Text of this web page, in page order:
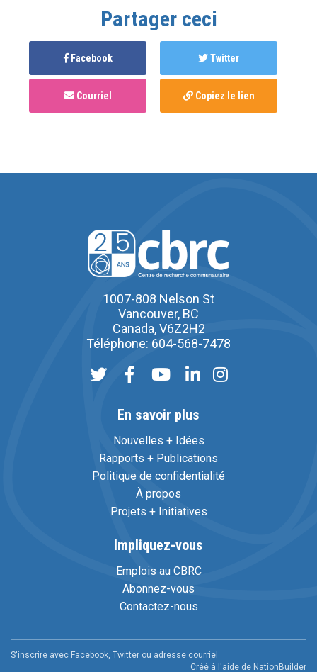
Partager ceci
Facebook Twitter
Courriel Copiez le lien
1007-808 Nelson St
Vancouver, BC
Canada, V6Z2H2
Téléphone: 604-568-7478
En savoir plus
Nouvelles + Idées
Rapports + Publications
Politique de confidentialité
À propos
Projets + Initiatives
Impliquez-vous
Emplois au CBRC
Abonnez-vous
Contactez-nous
S'inscrire avec Facebook, Twitter ou adresse courriel
Créé à l'aide de NationBuilder